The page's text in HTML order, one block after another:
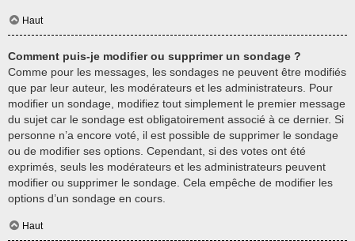
Haut
Comment puis-je modifier ou supprimer un sondage ?
Comme pour les messages, les sondages ne peuvent être modifiés
que par leur auteur, les modérateurs et les administrateurs. Pour
modifier un sondage, modifiez tout simplement le premier message
du sujet car le sondage est obligatoirement associé à ce dernier. Si
personne n’a encore voté, il est possible de supprimer le sondage
ou de modifier ses options. Cependant, si des votes ont été
exprimés, seuls les modérateurs et les administrateurs peuvent
modifier ou supprimer le sondage. Cela empêche de modifier les
options d’un sondage en cours.
Haut